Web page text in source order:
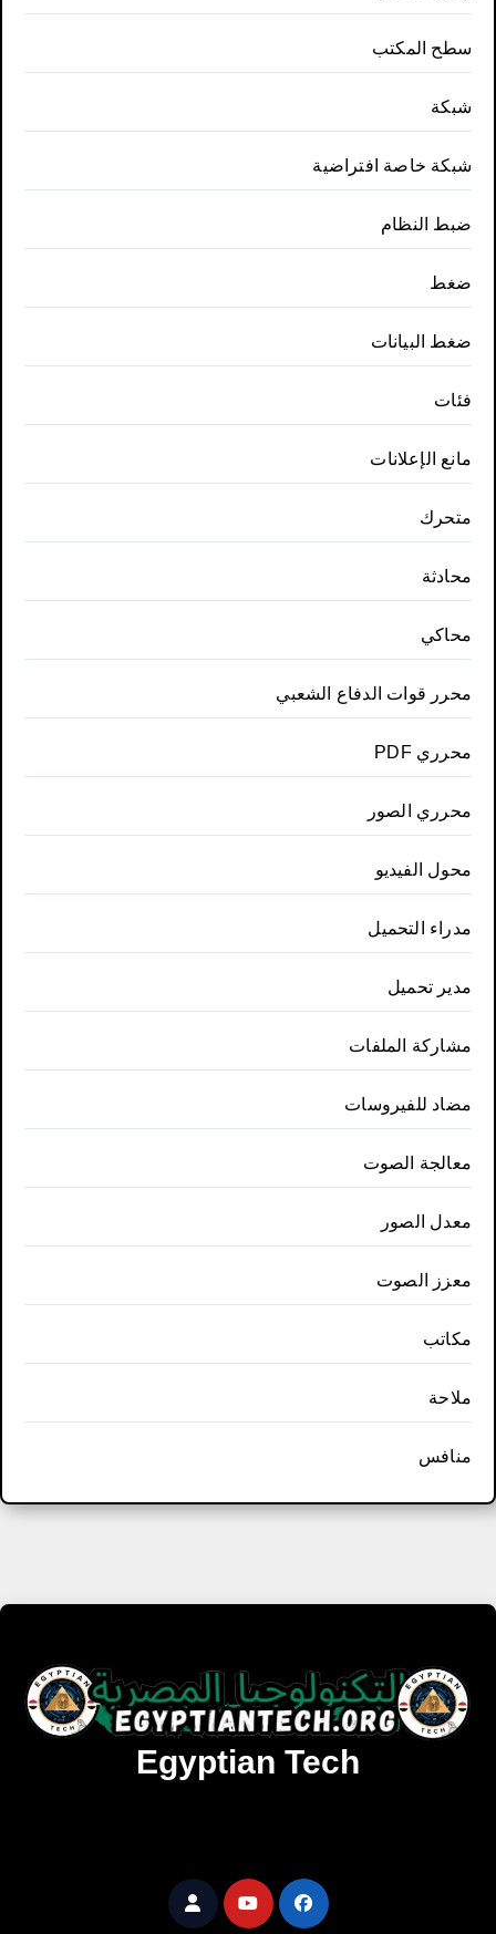
سطح المكتب
شبكة
شبكة خاصة افتراضية
ضبط النظام
ضغط
ضغط البيانات
فئات
مانع الإعلانات
متحرك
محادثة
محاكي
محرر قوات الدفاع الشعبي
محرري PDF
محرري الصور
محول الفيديو
مدراء التحميل
مدير تحميل
مشاركة الملفات
مضاد للفيروسات
معالجة الصوت
معدل الصور
معزز الصوت
مكاتب
ملاحة
منافس
Egyptian Tech